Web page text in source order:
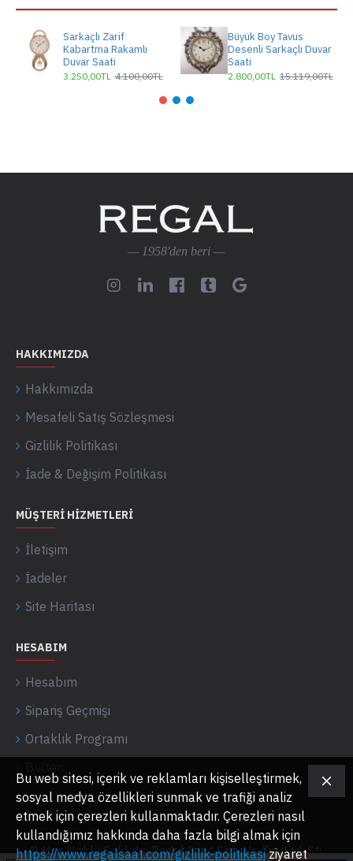
Sarkaçlı Zarif
Kabartma Rakamlı
Duvar Saati
3.250,00TL 4.100,00TL
Büyük Boy Tavus
Desenli Sarkaçlı Duvar
Saati
2.800,00TL 15.119,00TL
— 1958'den beri —
HAKKIMIZDA
Hakkımızda
Mesafeli Satış Sözleşmesi
Gizlilik Politikası
İade & Değişim Politikası
MÜŞTERI HIZMETLERI
İletişim
İadeler
Site Haritası
HESABIM
Hesabım
Sipariş Geçmişi
Ortaklık Programı
© Her Hakkı Saklıdır. Regal Saat San. Ve Tic. Ltd. Şti.
Bu web sitesi, içerik ve reklamları kişiselleştirmek,
sosyal medya özellikleri sunmak ve trafiği analiz
etmek için çerezleri kullanmaktadır. Çerezleri nasıl
kullandığımız hakkında daha fazla bilgi almak için
https://www.regalsaat.com/gizlilik-politikasiziyaret